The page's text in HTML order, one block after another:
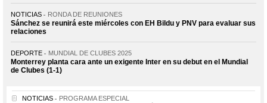
NOTICIAS RONDA DE REUNIONES
Sánchez se reunirá este miércoles con EH Bildu y PNV para evaluar sus
relaciones
DEPORTE MUNDIAL DE CLUBES 2025
Monterrey planta cara ante un exigente Inter en su debut en el Mundial
de Clubes (1-1)
NOTICIAS PROGRAMA ESPECIAL